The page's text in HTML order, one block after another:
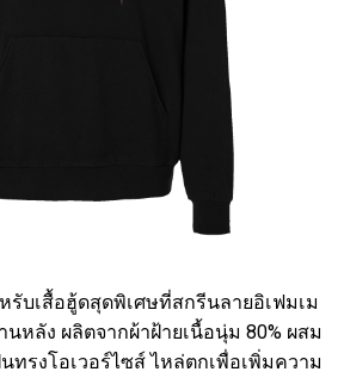
รับเสื้อฮู้ดสุดพิเศษที่สกรีนลายอิเฟมเม
นหลัง ผลิตจากผ้าฝ้ายเนื้อนุ่ม 80% ผสม
นทรงโอเวอร์ไซส์ ไหล่ตกเพื่อเพิ่มความ